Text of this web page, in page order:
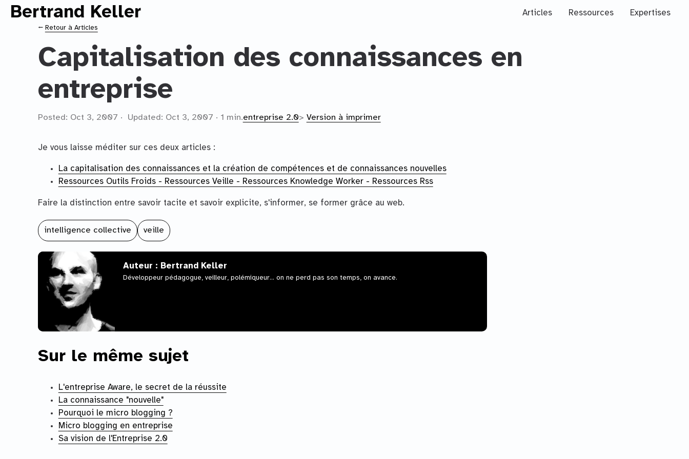
Contenu principal
Bertrand Keller Articles Ressources Expertises
⭠ Retour à Articles
Capitalisation des connaissances en
entreprise
Posted: Oct 3, 2007 · Updated: Oct 3, 2007 · 1 min.entreprise 2.0> Version à imprimer
Je vous laisse méditer sur ces deux articles :
La capitalisation des connaissances et la création de compétences et de connaissances nouvelles
Ressources Outils Froids - Ressources Veille - Ressources Knowledge Worker - Ressources Rss
Faire la distinction entre savoir tacite et savoir explicite, s'informer, se former grâce au web.
intelligence collective veille
Auteur : Bertrand Keller
Développeur pédagogue, veilleur, polémiqueur... on ne perd pas son temps, on avance.
Sur le même sujet
L'entreprise Aware, le secret de la réussite
La connaissance "nouvelle"
Pourquoi le micro blogging ?
Micro blogging en entreprise
Sa vision de l'Entreprise 2.0